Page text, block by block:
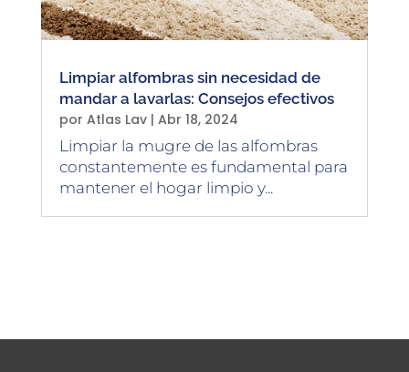
Limpiar alfombras sin necesidad de
mandar a lavarlas: Consejos efectivos
por Atlas Lav| Abr 18, 2024
Limpiar la mugre de las alfombras
constantemente es fundamental para
mantener el hogar limpio y...